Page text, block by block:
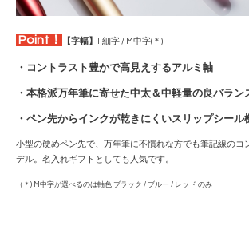
Point！ 【字幅】 F細字 / M中字(＊)
・コントラスト豊かで高見えするアルミ軸
・本格派万年筆に寄せた中太＆中軽量の良バラン
・ペン先からインクが乾きにくいスリップシール
小型の硬めペン先で、万年筆に不慣れな方でも筆記線のコ
デル。名入れギフトとしても人気です。
（＊) M中字が選べるのは軸色 ブラック / ブルー / レッド のみ